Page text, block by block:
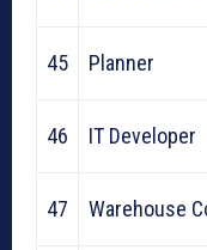
45 Planner
46 IT Developer
47 Warehouse